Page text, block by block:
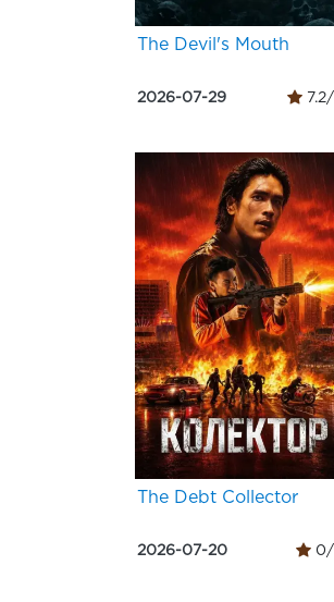
The Devil's Mouth
2026-07-29 7.2/
The Debt Collector
2026-07-20 0/